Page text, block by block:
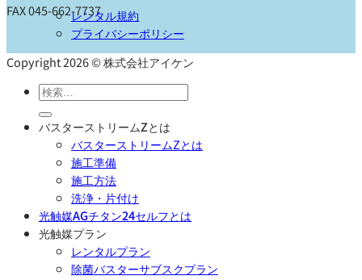
FAX 045-662-7737レンタル規約
プライバシーポリシー
Copyright 2026 © 株式会社アイケン
検
索
対
バスターストリームZとは
バスターストリームZとは
施工準備
施工方法
洗浄・片付け
光触媒AGチタン24セルフとは
光触媒プラン
レンタルプラン
除菌バスターサブスクプラン